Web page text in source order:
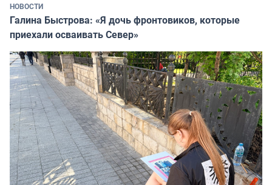
НОВОСТИ
Галина Быстрова: «Я дочь фронтовиков, которые
приехали осваивать Север»